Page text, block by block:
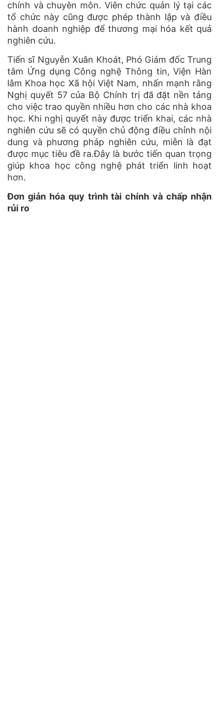
chính và chuyên môn. Viên chức quản lý tại các
tổ chức này cũng được phép thành lập và điều
hành doanh nghiệp để thương mại hóa kết quả
nghiên cứu.
Tiến sĩ Nguyễn Xuân Khoát, Phó Giám đốc Trung
tâm Ứng dụng Công nghệ Thông tin, Viện Hàn
lâm Khoa học Xã hội Việt Nam, nhấn mạnh rằng
Nghị quyết 57 của Bộ Chính trị đã đặt nền tảng
cho việc trao quyền nhiều hơn cho các nhà khoa
học. Khi nghị quyết này được triển khai, các nhà
nghiên cứu sẽ có quyền chủ động điều chỉnh nội
dung và phương pháp nghiên cứu, miễn là đạt
được mục tiêu đề ra.Đây là bước tiến quan trọng
giúp khoa học công nghệ phát triển linh hoạt
hơn.
Đơn giản hóa quy trình tài chính và chấp nhận
rủi ro